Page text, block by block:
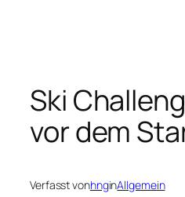
Ski
vor dem
Verfasst vonhnginAllgemein